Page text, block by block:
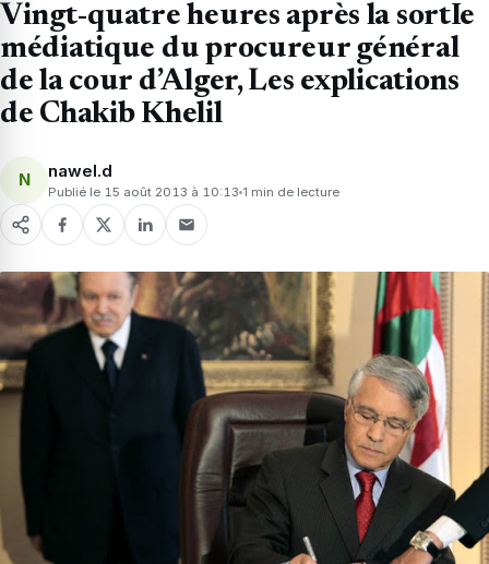
Vingt-quatre heures après la sortIe
médiatique du procureur général
de la cour d’Alger, Les explications
de Chakib Khelil
N nawel.d
Publié le 15 août 2013 à 10:13 1 min de lecture